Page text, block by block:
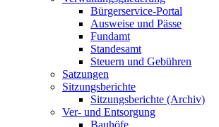
Bürgerservice-Portal
Ausweise und Pässe
Fundamt
Standesamt
Steuern und Gebühren
Satzungen
Sitzungsberichte
Sitzungsberichte (Archiv)
Ver- und Entsorgung
Bauhöfe